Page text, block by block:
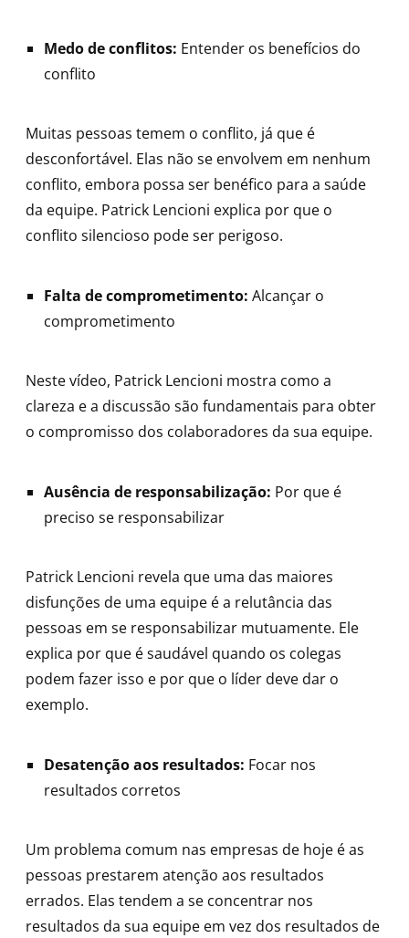
Medo de conflitos: Entender os benefícios do
conflito
Muitas pessoas temem o conflito, já que é
desconfortável. Elas não se envolvem em nenhum
conflito, embora possa ser benéfico para a saúde
da equipe. Patrick Lencioni explica por que o
conflito silencioso pode ser perigoso.
Falta de comprometimento: Alcançar o
comprometimento
Neste vídeo, Patrick Lencioni mostra como a
clareza e a discussão são fundamentais para obter
o compromisso dos colaboradores da sua equipe.
Ausência de responsabilização: Por que é
preciso se responsabilizar
Patrick Lencioni revela que uma das maiores
disfunções de uma equipe é a relutância das
pessoas em se responsabilizar mutuamente. Ele
explica por que é saudável quando os colegas
podem fazer isso e por que o líder deve dar o
exemplo.
Desatenção aos resultados: Focar nos
resultados corretos
Um problema comum nas empresas de hoje é as
pessoas prestarem atenção aos resultados
errados. Elas tendem a se concentrar nos
resultados da sua equipe em vez dos resultados de